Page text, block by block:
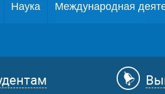
Наука Международная